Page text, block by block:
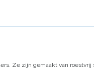
Ze zijn gemaakt van roestvrij